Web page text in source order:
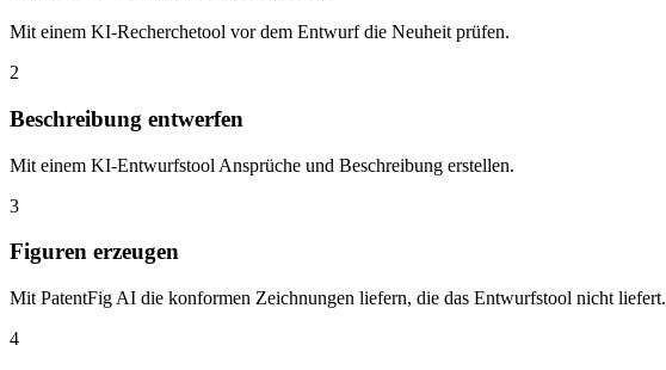
Mit einem KI-Recherchetool vor dem Entwurf die Neuheit prüfen.
2
Beschreibung entwerfen
Mit einem KI-Entwurfstool Ansprüche und Beschreibung erstellen.
3
Figuren erzeugen
Mit PatentFig AI die konformen Zeichnungen liefern, die das Entwurfstool nicht liefert.
4